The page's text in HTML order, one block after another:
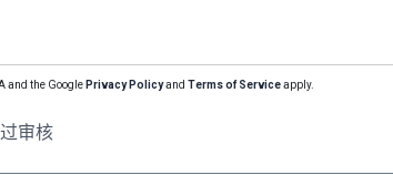
and the Google Privacy Policyand Terms of Serviceapply.
审核